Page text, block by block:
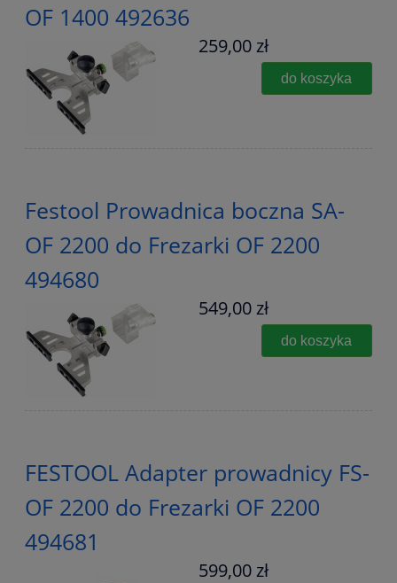
OF 1400 492636
259,00 zł
do koszyka
Festool Prowadnica boczna SA-
OF 2200 do Frezarki OF 2200
494680
549,00 zł
do koszyka
FESTOOL Adapter prowadnicy FS-
OF 2200 do Frezarki OF 2200
494681
599,00 zł